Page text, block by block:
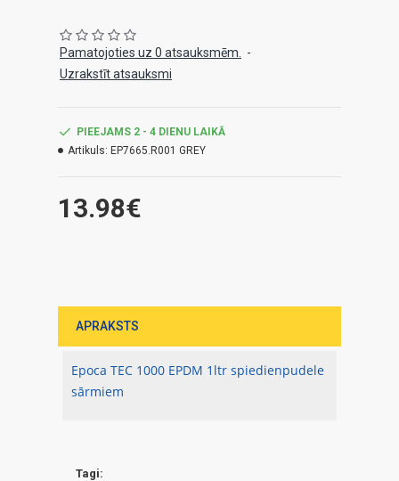
Pamatojoties uz 0 atsauksmēm.
-
Uzrakstīt atsauksmi
13.98€
PIEEJAMS 2 - 4 DIENU LAIKĀ
Artikuls: EP7665.R001 GREY
APRAKSTS
Epoca TEC 1000 EPDM 1ltr spiedienpudele
sārmiem
Tagi: